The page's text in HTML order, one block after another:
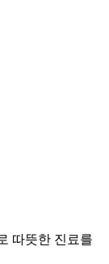
따뜻한 진료를